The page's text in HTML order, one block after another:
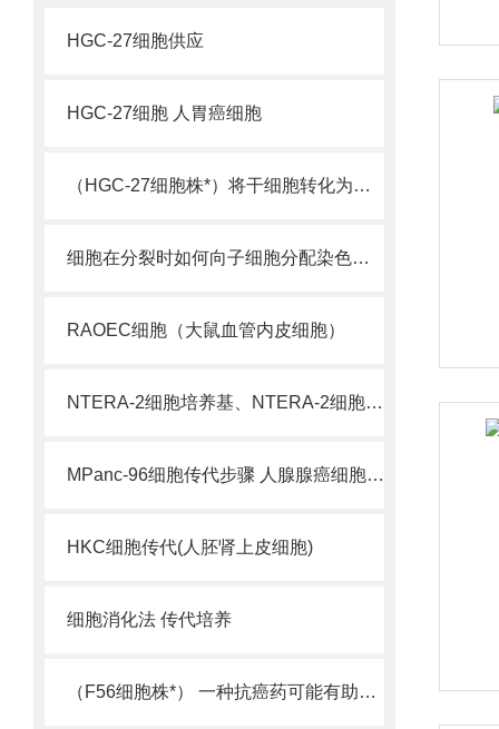
HGC-27细胞供应
HGC-27细胞 人胃癌细胞
（HGC-27细胞株*）将干细胞转化为神经细胞的新技术
细胞在分裂时如何向子细胞分配染色体？
RAOEC细胞（大鼠血管内皮细胞）
NTERA-2细胞培养基、NTERA-2细胞血清
MPanc-96细胞传代步骤 人腺腺癌细胞库咨询
HKC细胞传代(人胚肾上皮细胞)
细胞消化法 传代培养
（F56细胞株*） 一种抗癌药可能有助降低痴呆症风险